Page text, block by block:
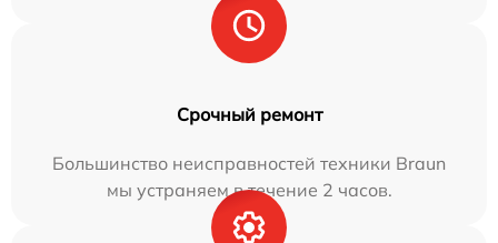
Срочный ремонт
Большинство неисправностей техники Braun
мы устраняем в течение 2 часов.